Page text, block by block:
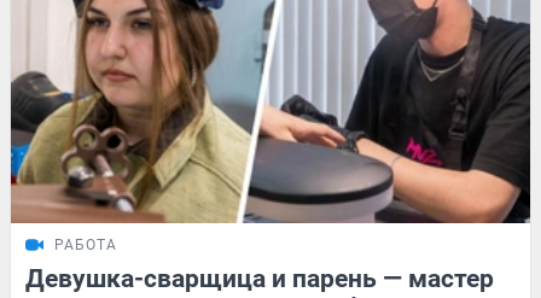
РАБОТА
Девушка-сварщица и парень — мастер